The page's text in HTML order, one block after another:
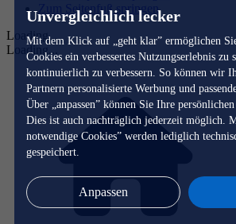
Unvergleichlich lecker
Mit dem Klick auf „geht klar” ermöglichen
Cookies ein verbessertes Nutzungserlebnis zu
kontinuierlich zu verbessern. So können wir
Partnern personalisierte Werbung und
Über „anpassen” können Sie Ihre
Dies ist auch nachträglich jederzeit möglich.
notwendige Cookies” werden lediglich
gespeichert.
Anpassen
Zum Seitenfuß springen
Loading...
Loading...